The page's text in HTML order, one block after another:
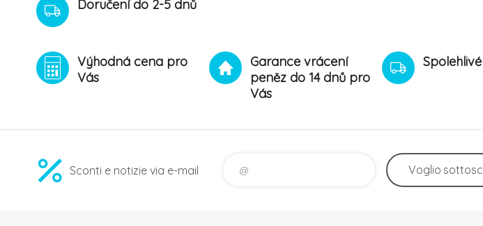
Doručení do 2-5 dnů
Výhodná cena pro
Vás
Garance vrácení
peněz do 14 dnů pro
Vás
Sconti e notizie via e-mail Voglio